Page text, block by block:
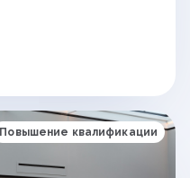
Повышение квалификации